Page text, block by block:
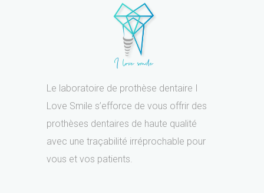
Le laboratoire de prothèse dentaire I
Love Smile s’efforce de vous offrir des
prothèses dentaires de haute qualité
avec une traçabilité irréprochable pour
vous et vos patients.